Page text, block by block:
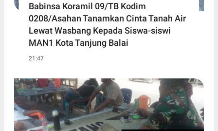
Babinsa Koramil 09/TB Kodim
0208/Asahan Tanamkan Cinta Tanah Air
Lewat Wasbang Kepada Siswa-siswi
MAN1 Kota Tanjung Balai
21:47